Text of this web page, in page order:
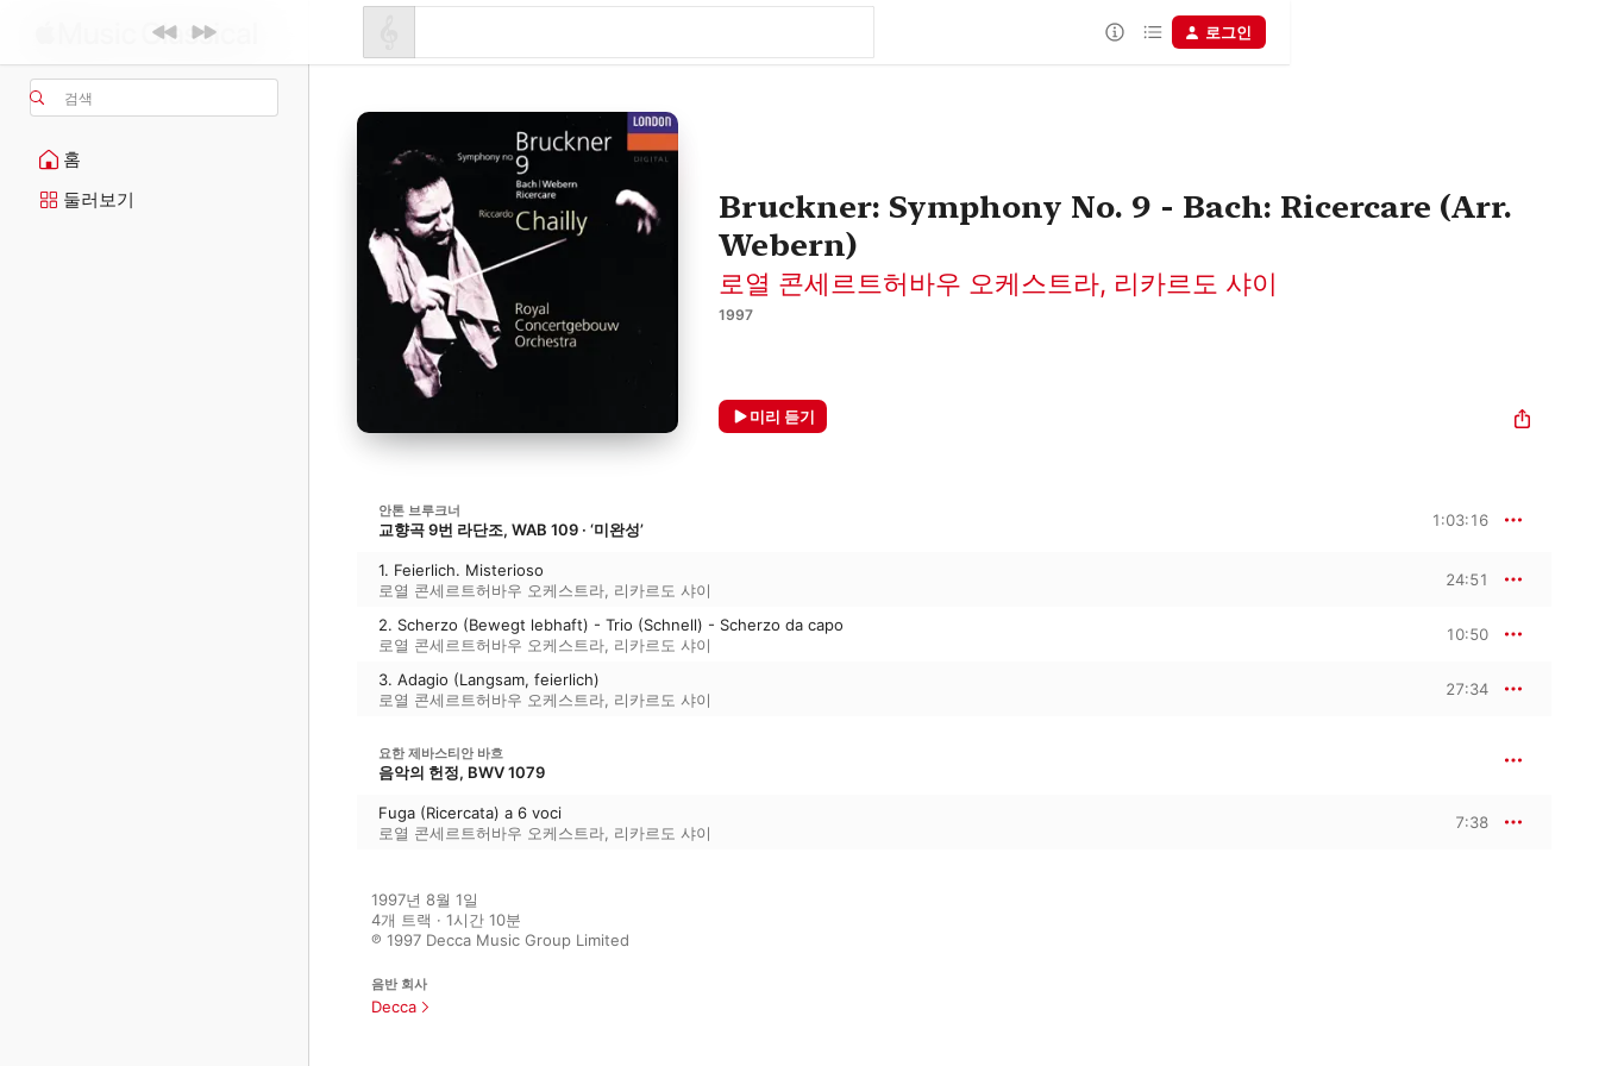
검색
홈
둘러보기
로그인
Bruckner: Symphony No. 9 - Bach: Ricercare (Arr.
Webern)
로열 콘세르트허바우 오케스트라, 리카르도 샤이
1997
미리 듣기
안톤 브루크너
교향곡 9번 라단조, WAB 109 · ‘미완성’ 1:03:16
1. Feierlich. Misterioso
로열 콘세르트허바우 오케스트라, 리카르도 샤이
24:51
2. Scherzo (Bewegt lebhaft) - Trio (Schnell) - Scherzo da capo
로열 콘세르트허바우 오케스트라, 리카르도 샤이
10:50
3. Adagio (Langsam, feierlich)
로열 콘세르트허바우 오케스트라, 리카르도 샤이
27:34
요한 제바스티안 바흐
음악의 헌정, BWV 1079
Fuga (Ricercata) a 6 voci
로열 콘세르트허바우 오케스트라, 리카르도 샤이
7:38
1997년 8월 1일
4개 트랙 · 1시간 10분
℗ 1997 Decca Music Group Limited
음반 회사
Decca